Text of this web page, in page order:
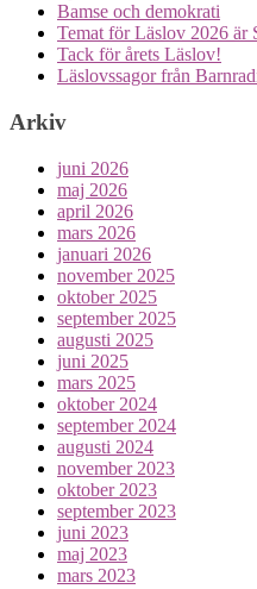
Bamse och demokrati
Temat för Läslov 2026 är
Tack för årets Läslov!
Läslovssagor från
Arkiv
juni 2026
maj 2026
april 2026
mars 2026
januari 2026
november 2025
oktober 2025
september 2025
augusti 2025
juni 2025
mars 2025
oktober 2024
september 2024
augusti 2024
november 2023
oktober 2023
september 2023
juni 2023
maj 2023
mars 2023